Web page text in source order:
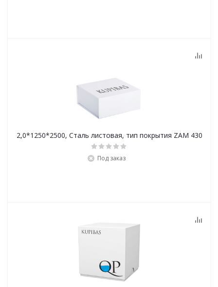
2,0*1250*2500, Сталь листовая, тип покрытия ZAM 430
Под заказ